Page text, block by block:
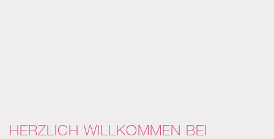
HERZLICH WILLKOMMEN BEI